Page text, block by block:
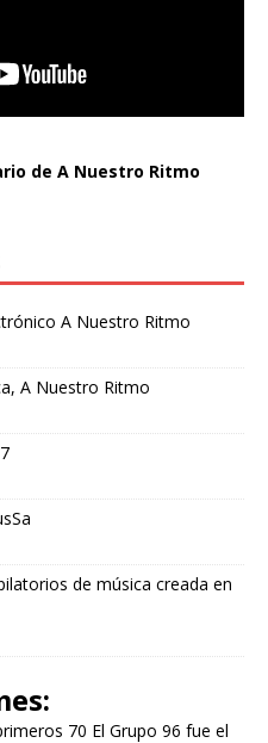
de A Nuestro Ritmo
A Nuestro Ritmo
A Nuestro Ritmo
de música creada en
70 El Grupo 96 fue el